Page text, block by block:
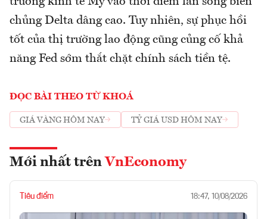
chủng Delta dâng cao. Tuy nhiên, sự phục hồi
tốt của thị trường lao động cũng củng cố khả
năng Fed sớm thắt chặt chính sách tiền tệ.
ĐỌC BÀI THEO TỪ KHOÁ
GIÁ VÀNG HÔM NAY TỶ GIÁ USD HÔM NAY
Mới nhất trên VnEconomy
Tiêu điểm 18:47, 10/08/2026